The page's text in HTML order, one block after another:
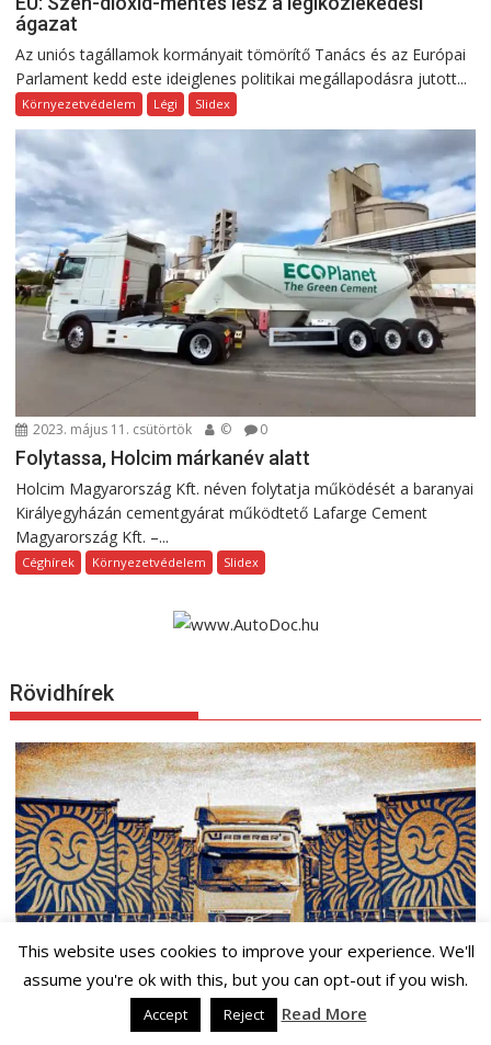
ágazat
Az uniós tagállamok kormányait tömörítő Tanács és az Európai
Parlament kedd este ideiglenes politikai megállapodásra jutott...
Környezetvédelem Légi Slidex
2023. május 11. csütörtök © 0
Folytassa, Holcim márkanév alatt
Holcim Magyarország Kft. néven folytatja működését a baranyai
Királyegyházán cementgyárat működtető Lafarge Cement
Magyarország Kft. –...
Céghírek Környezetvédelem Slidex
Rövidhírek
2022. május 06. péntek 0
A Waberer’s csoport megvásárolja a Gyarmati
This website uses cookies to improve your experience. We'll
assume you're ok with this, but you can opt-out if you wish.
Accept Reject Read More